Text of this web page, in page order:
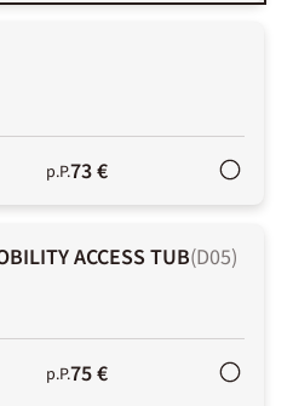
p.P.73 €
ACCESS TUB(D05)
p.P.75 €